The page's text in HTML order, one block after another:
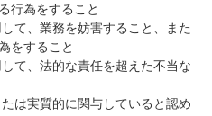
行為をすること
て、業務を妨害すること、また
をすること
て、法的な責任を超えた不当な
は実質的に関与していると認め